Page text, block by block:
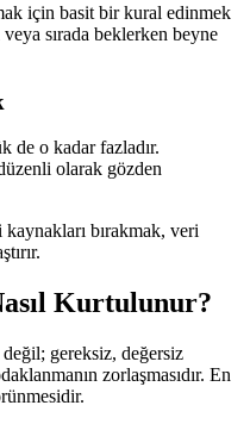
için basit bir kural edinmek
sırada beklerken beyne
de o kadar fazladır.
olarak gözden
bırakmak, veri
Kurtulunur?
değil; gereksiz, değersiz
zorlaşmasıdır. En